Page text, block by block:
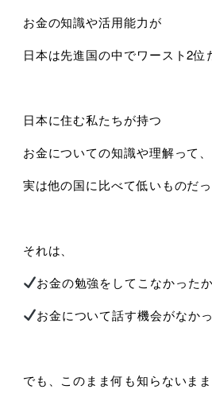
お金の知識や活用能力が
日本は先進国の中でワースト2位
日本に住む私たちが持つ
お金についての知識や理解って、
実は他の国に比べて低いものだっ
それは、
お金の勉強をしてこなかったか
お金について話す機会がなかっ
でも、このまま何も知らないま